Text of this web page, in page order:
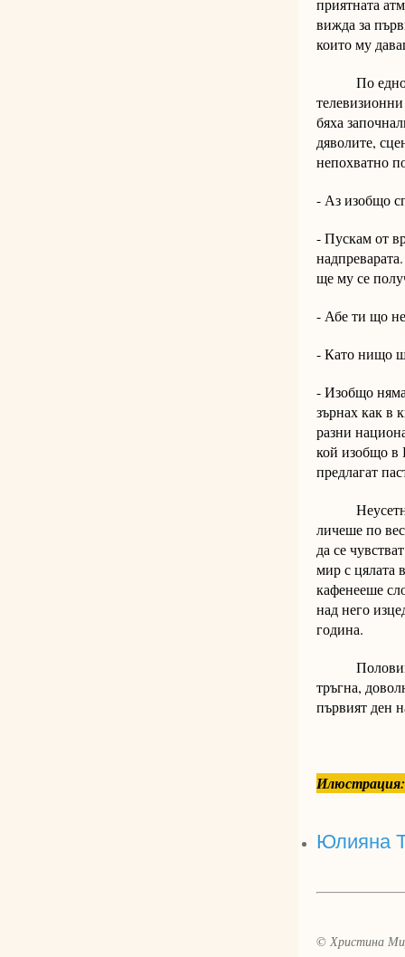
приятната
вижда за
които му
По едно
бяха
дяволите,
непохватно
- Аз изобщо
- Пускам от
ще му се
- Абе ти що
- Като нищо
- Изобщо
зърнах как в
разни
кой изобщо в
предлагат
Неусетно
личеше по
да се
мир с цялата
кафенееше
над него
година.
Половин
тръгна,
първият ден
Юлияна
© Христина